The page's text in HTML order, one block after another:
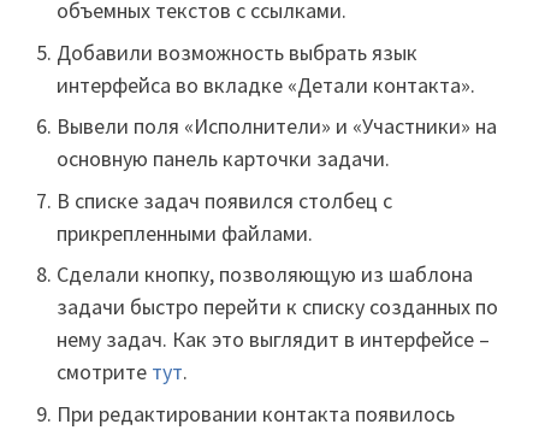
объемных текстов с ссылками.
Добавили возможность выбрать язык
интерфейса во вкладке «Детали контакта».
Вывели поля «Исполнители» и «Участники» на
основную панель карточки задачи.
В списке задач появился столбец с
прикрепленными файлами.
Сделали кнопку, позволяющую из шаблона
задачи быстро перейти к списку созданных по
нему задач. Как это выглядит в интерфейсе –
смотрите тут.
При редактировании контакта появилось